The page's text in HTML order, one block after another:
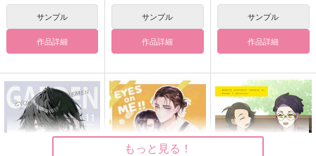
サンプル
作品詳細
サンプル
作品詳細
サンプル
作品詳細
もっと見る！